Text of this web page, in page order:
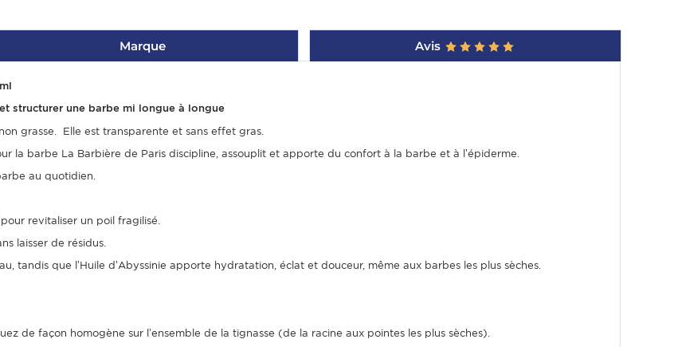
Marque Avis
structurer une barbe mi longue à longue
grasse. Elle est transparente et sans effet gras.
la barbe La Barbière de Paris discipline, assouplit et apporte du confort à la barbe et à l’épiderme.
au quotidien.
revitaliser un poil fragilisé.
laisser de résidus.
tandis que l’Huile d’Abyssinie apporte hydratation, éclat et douceur, même aux barbes les plus sèches.
de façon homogène sur l’ensemble de la tignasse (de la racine aux pointes les plus sèches).